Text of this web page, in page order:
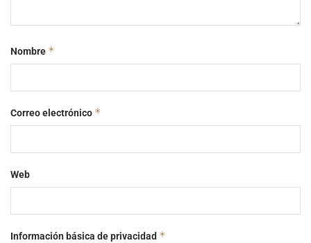
Nombre *
Correo electrónico *
Web
Información básica de privacidad *